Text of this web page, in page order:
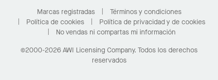
Compre en línea con Kanopi
Para el hogar
Marcas registradas
Términos y condiciones
Política de cookies
Política de privacidad y de cookies
No vendas ni compartas mi información
©2000-2026 AWI Licensing Company. Todos los derechos
reservados